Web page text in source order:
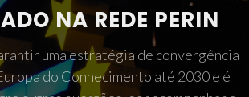
NA REDE PERIN
uma estratégia de convergência
do Conhecimento até 2030 e é